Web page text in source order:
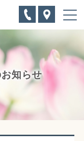
知らせ